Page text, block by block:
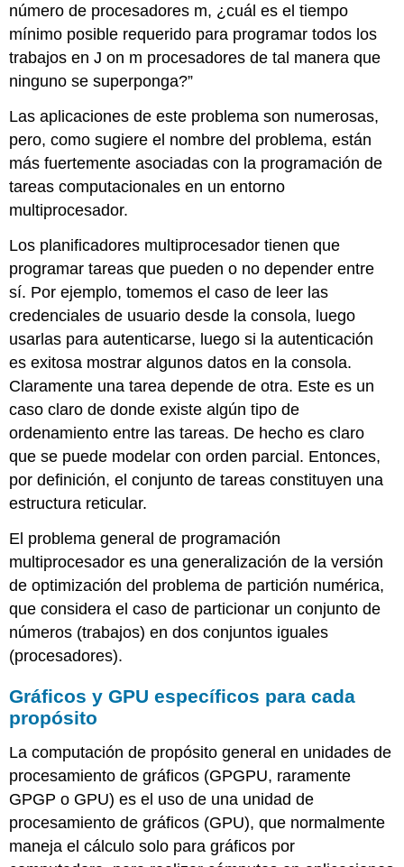
específicos
de
propósito
Evaluación
número de procesadores m, ¿cuál es el tiempo
mínimo posible requerido para programar todos los
trabajos en J on m procesadores de tal manera que
ninguno se superponga?”
Las aplicaciones de este problema son numerosas,
pero, como sugiere el nombre del problema, están
más fuertemente asociadas con la programación de
tareas computacionales en un entorno
multiprocesador.
Los planificadores multiprocesador tienen que
programar tareas que pueden o no depender entre
sí. Por ejemplo, tomemos el caso de leer las
credenciales de usuario desde la consola, luego
usarlas para autenticarse, luego si la autenticación
es exitosa mostrar algunos datos en la consola.
Claramente una tarea depende de otra. Este es un
caso claro de donde existe algún tipo de
ordenamiento entre las tareas. De hecho es claro
que se puede modelar con orden parcial. Entonces,
por definición, el conjunto de tareas constituyen una
estructura reticular.
El problema general de programación
multiprocesador es una generalización de la versión
de optimización del problema de partición numérica,
que considera el caso de particionar un conjunto de
números (trabajos) en dos conjuntos iguales
(procesadores).
Gráficos y GPU específicos para cada
propósito
La computación de propósito general en unidades de
procesamiento de gráficos (GPGPU, raramente
GPGP o GPU) es el uso de una unidad de
procesamiento de gráficos (GPU), que normalmente
maneja el cálculo solo para gráficos por